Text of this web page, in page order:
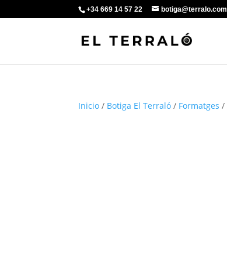
+34 669 14 57 22 botiga@terralo.com
Inicio / Botiga El Terraló / Formatges /